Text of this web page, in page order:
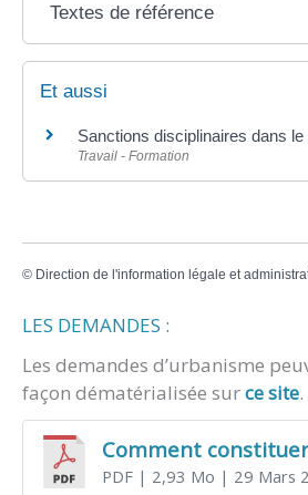
Textes de référence
Et aussi
Sanctions disciplinaires dans
Travail - Formation
© Direction de l'information légale et
LES DEMANDES :
Les demandes d’urbanisme
façon dématérialisée surce site.
Comment
PDF| 2,93 Mo | 29 Mars